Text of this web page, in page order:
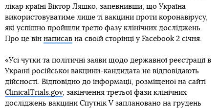
лікар країні Віктор Ляшко, запевнивши, що Україна
використовуватиме лише ті вакцини проти коронавірусу,
які успішно пройшли третю фазу клінічних досліджень.
Про це він написав на своїй сторінці у Facebook 2 січня.
«Усі чутки та політичні заяви щодо державної реєстрації в
Україні російської вакцини-кандидата не відповідають
дійсності. Відповідно до інформації, розміщеної на сайті
ClinicalTrials.gov, закінчення третьої фази клінічних
досліджень вакцини Спутнік V заплановано на грудень